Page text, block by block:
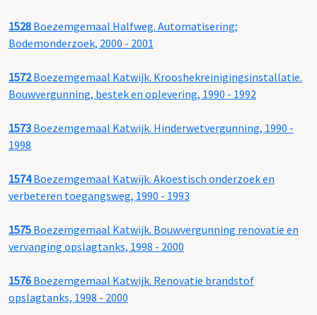
1528 Boezemgemaal Halfweg. Automatisering;
Bodemonderzoek, 2000 - 2001
1572Boezemgemaal Katwijk. Krooshekreinigingsinstallatie.
Bouwvergunning, bestek en oplevering, 1990 - 1992
1573 Boezemgemaal Katwijk. Hinderwetvergunning, 1990 -
1998
1574Boezemgemaal Katwijk. Akoestisch onderzoek en
verbeteren toegangsweg, 1990 - 1993
1575 Boezemgemaal Katwijk. Bouwvergunning renovatie en
vervanging opslagtanks, 1998 - 2000
1576 Boezemgemaal Katwijk. Renovatie brandstof
opslagtanks, 1998 - 2000